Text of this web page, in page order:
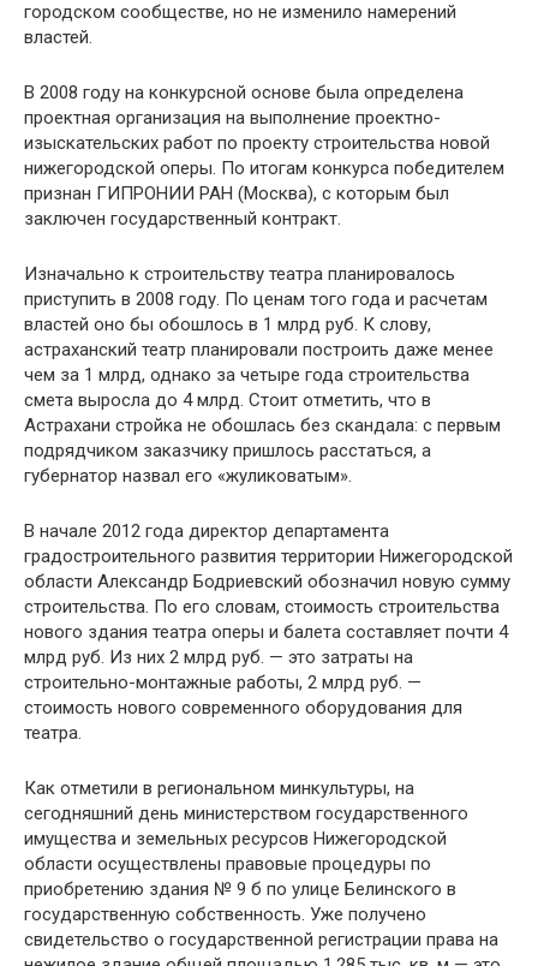
городском сообществе, но не изменило намерений
властей.
В 2008 году на конкурсной основе была определена
проектная организация на выполнение проектно-
изыскательских работ по проекту строительства новой
нижегородской оперы. По итогам конкурса победителем
признан ГИПРОНИИ РАН (Москва), с которым был
заключен государственный контракт.
Изначально к строительству театра планировалось
приступить в 2008 году. По ценам того года и расчетам
властей оно бы обошлось в 1 млрд руб. К слову,
астраханский театр планировали построить даже менее
чем за 1 млрд, однако за четыре года строительства
смета выросла до 4 млрд. Стоит отметить, что в
Астрахани стройка не обошлась без скандала: с первым
подрядчиком заказчику пришлось расстаться, а
губернатор назвал его «жуликоватым».
В начале 2012 года директор департамента
градостроительного развития территории Нижегородской
области Александр Бодриевский обозначил новую сумму
строительства. По его словам, стоимость строительства
нового здания театра оперы и балета составляет почти 4
млрд руб. Из них 2 млрд руб. — это затраты на
строительно-монтажные работы, 2 млрд руб. —
стоимость нового современного оборудования для
театра.
Как отметили в региональном минкультуры, на
сегодняшний день министерством государственного
имущества и земельных ресурсов Нижегородской
области осуществлены правовые процедуры по
приобретению здания № 9 б по улице Белинского в
государственную собственность. Уже получено
свидетельство о государственной регистрации права на